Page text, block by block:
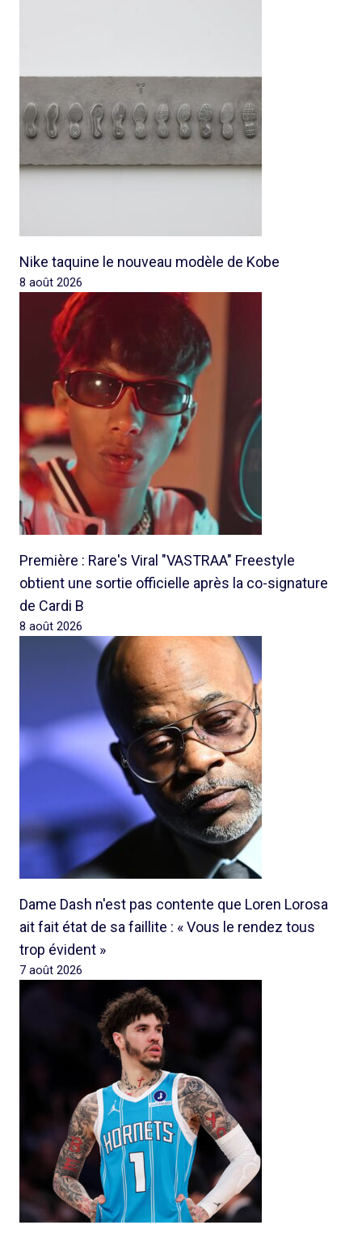
Nike taquine le nouveau modèle de Kobe
8 août 2026
Première : Rare's Viral "VASTRAA" Freestyle
obtient une sortie officielle après la co-signature
de Cardi B
8 août 2026
Dame Dash n'est pas contente que Loren Lorosa
ait fait état de sa faillite : « Vous le rendez tous
trop évident »
7 août 2026